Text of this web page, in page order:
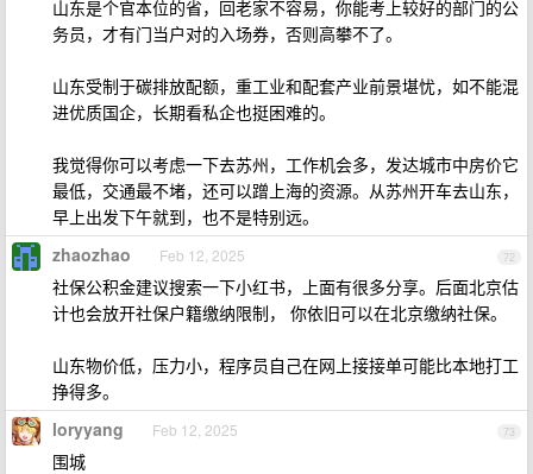
山东是个官本位的省，回老家不容易，你能考上较好的部门的公
务员，才有门当户对的入场券，否则高攀不了。
山东受制于碳排放配额，重工业和配套产业前景堪忧，如不能混
进优质国企，长期看私企也挺困难的。
我觉得你可以考虑一下去苏州，工作机会多，发达城市中房价它
最低，交通最不堵，还可以蹭上海的资源。从苏州开车去山东，
早上出发下午就到，也不是特别远。
72
zhaozhao Feb 12, 2025
社保公积金建议搜索一下小红书，上面有很多分享。后面北京估
计也会放开社保户籍缴纳限制， 你依旧可以在北京缴纳社保。
山东物价低，压力小，程序员自己在网上接接单可能比本地打工
挣得多。
73
loryyang Feb 12, 2025
围城